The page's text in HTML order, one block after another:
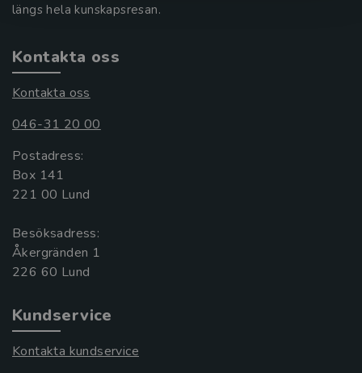
längs hela kunskapsresan.
Kontakta oss
Kontakta oss
046-31 20 00
Postadress:
Box 141
221 00 Lund
Besöksadress:
Åkergränden 1
Kundservice
Kontakta kundservice